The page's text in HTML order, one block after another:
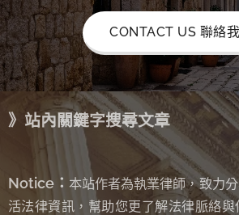
CONTACT US 聯絡
》站內關鍵字搜尋文章
Notice： 本站作者為執業律師，致力
活法律資訊，幫助您更了解法律脈絡